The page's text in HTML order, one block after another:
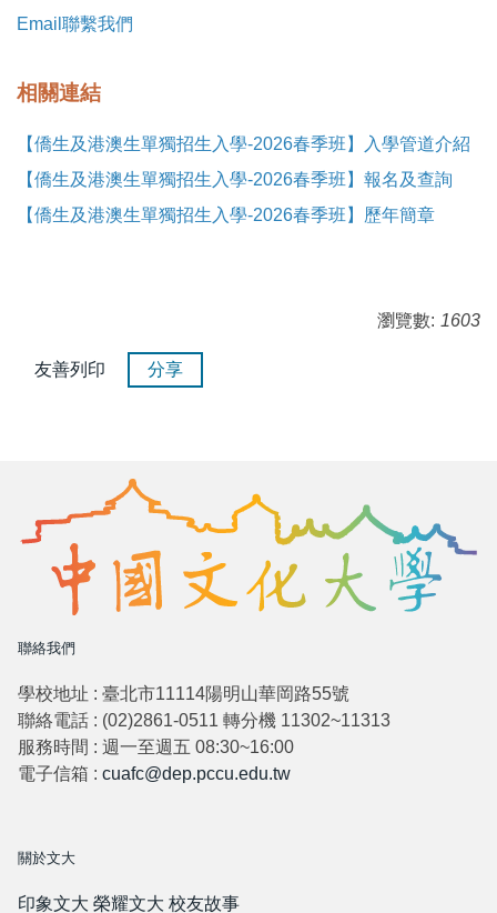
Email聯繫我們
相關連結
【僑生及港澳生單獨招生入學-2026春季班】入學管道介紹
【僑生及港澳生單獨招生入學-2026春季班】報名及查詢
【僑生及港澳生單獨招生入學-2026春季班】歷年簡章
瀏覽數: 1603
友善列印 分享
聯絡我們
學校地址 : 臺北市11114陽明山華岡路55號
聯絡電話 : (02)2861-0511 轉分機 11302~11313
服務時間 : 週一至週五 08:30~16:00
電子信箱 : cuafc@dep.pccu.edu.tw
關於文大
印象文大 榮耀文大 校友故事